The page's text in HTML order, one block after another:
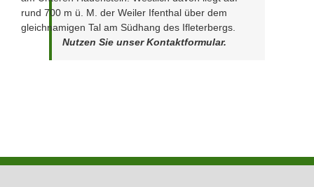
rund 700 m ü. M. der Weiler Ifenthal über dem
gleichnamigen Tal am Südhang des Ifleterbergs.
Nutzen Sie unser Kontaktformular.